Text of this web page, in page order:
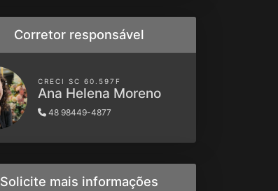
Corretor responsável
CRECI SC 60.597F
Ana Helena Moreno
48 98449-4877
Solicite mais informações